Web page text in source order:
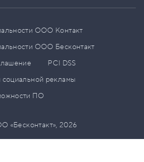
ООО Контакт
ООО Бесконтакт
PCI DSS
рекламы
ПО
«Бесконтакт»,2026